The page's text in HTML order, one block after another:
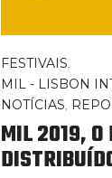
FESTIVAIS
MIL - LISBON
NOTÍCIAS
MIL 2019, O